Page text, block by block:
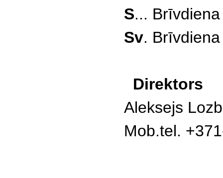
S... Brīvdiena
Sv. Brīvdiena
Direktors
Aleksejs
Mob.tel.